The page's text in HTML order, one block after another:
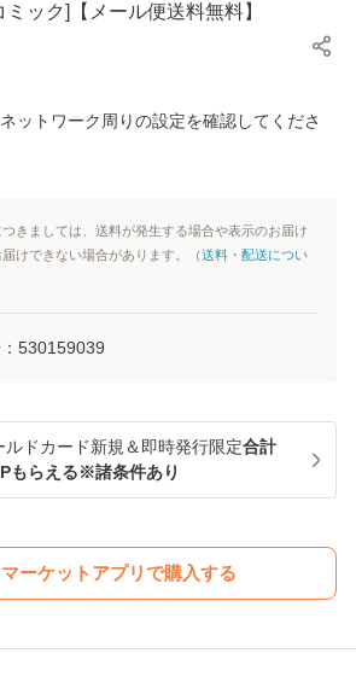
ック]【メール便送料無料】
ットワーク周りの設定を確認してくださ
きましては、送料が発生する場合や表示のお届け
けできない場合があります。（送料・配送につい
530159039
ルドカード新規＆即時発行限定合計
もらえる※諸条件あり
ーケットアプリで購入する